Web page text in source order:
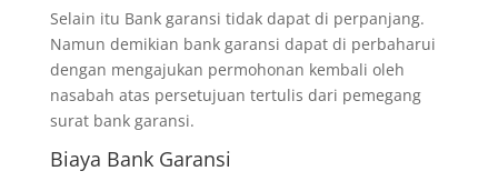
Selain itu Bank garansi tidak dapat di perpanjang.
Namun demikian bank garansi dapat di perbaharui
dengan mengajukan permohonan kembali oleh
nasabah atas persetujuan tertulis dari pemegang
surat bank garansi.
Biaya Bank Garansi